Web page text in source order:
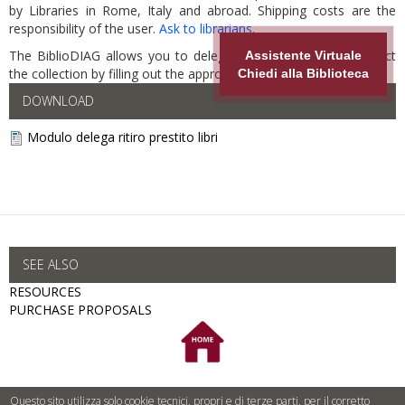
by Libraries in Rome, Italy and abroad. Shipping costs are the
responsibility of the user. Ask to librarians.
The BiblioDIAG allows you to delegate a third person to collect
the collection by filling out the appropriateFORM.
DOWNLOAD
Modulo delega ritiro prestito libri
SEE ALSO
RESOURCES
PURCHASE PROPOSALS
Assistente Virtuale
Chiedi alla Biblioteca
Questo sito utilizza solo cookie tecnici, propri e di terze parti, per il corretto